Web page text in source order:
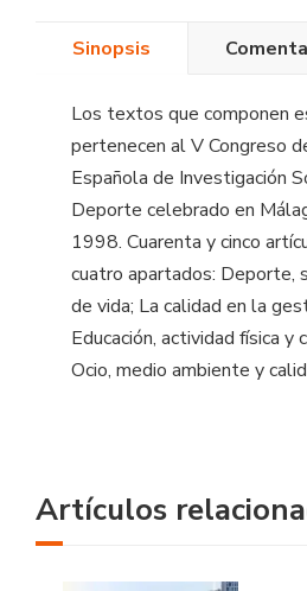
Sinopsis
Los textos que componen
pertenecen al V Congreso
Española de Investigación
Deporte celebrado en
1998. Cuarenta y cinco
cuatro apartados: Deporte,
de vida; La calidad en la
Educación, actividad física y
Ocio, medio ambiente y
Artículos